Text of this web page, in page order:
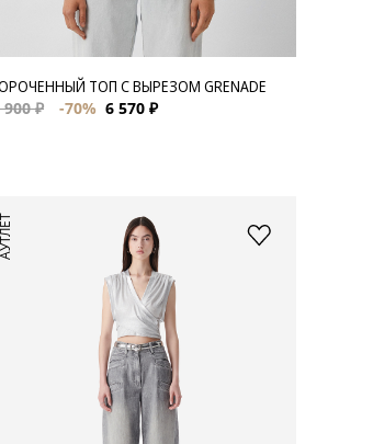
ТОП С ВЫРЕЗОМ GRENADE
900 ₽
-70% 6 570 ₽
АУТЛЕТ